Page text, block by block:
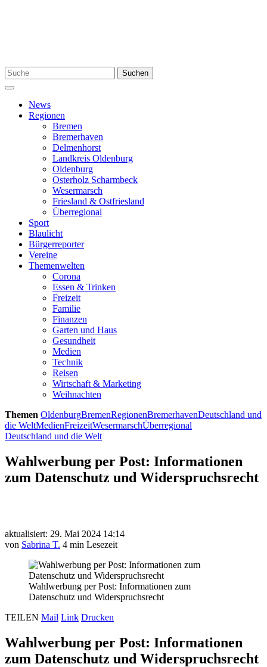
Suchen
nach:
Suchen
Menü
News
Regionen
Bremen
Bremerhaven
Delmenhorst
Landkreis Oldenburg
Oldenburg
Osterholz Scharmbeck
Wesermarsch
Friesland & Ostfriesland
Überregional
Sport
Blaulicht
Bürgerreporter
Vereine
Themenwelten
Corona
Essen & Trinken
Freizeit
Familie
Finanzen
Garten und Haus
Gesundheit
Medien
Technik
Reisen
Wirtschaft & Marketing
Weihnachten
Themen OldenburgBremenRegionenBremerhavenDeutschland und
die WeltMedienFreizeitWesermarschÜberregional
Deutschland und die Welt
Wahlwerbung per Post: Informationen
zum Datenschutz und Widerspruchsrecht
aktualisiert: 29. Mai 2024 14:14
von Sabrina T. 4 min Lesezeit
Wahlwerbung per Post: Informationen zum
Datenschutz und Widerspruchsrecht
TEILEN Mail Link Drucken
Wahlwerbung per Post: Informationen
zum Datenschutz und Widerspruchsrecht